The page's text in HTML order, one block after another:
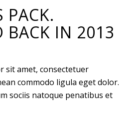
PACK.
BACK IN 2013
sit amet, consectetuer
commodo ligula eget dolor.
sociis natoque penatibus et